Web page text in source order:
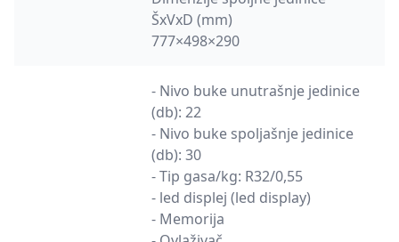
ŠxVxD (mm)
777×498×290
- Nivo buke unutrašnje jedinice
(db): 22
- Nivo buke spoljašnje jedinice
(db): 30
- Tip gasa/kg: R32/0,55
- led displej (led display)
- Memorija